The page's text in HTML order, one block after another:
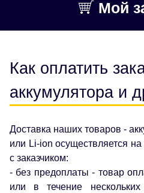
Мой
Как оплатить
аккумулятора и
Доставка наших товаров -
или Li-ion осуществляется
с заказчиком:
- без предоплаты - товар
или в течение